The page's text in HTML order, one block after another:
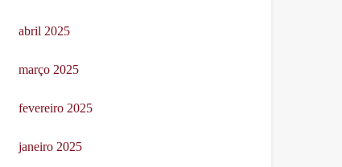
abril 2025
março 2025
fevereiro 2025
janeiro 2025